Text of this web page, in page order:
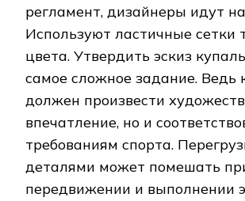
регламент, дизайнеры идут
Используют ластичные сетки
цвета. Утвердить эскиз
самое сложное задание. Ведь
должен произвести
впечатление, но и
требованиям спорта.
деталями может помешать
передвижении и выполнении